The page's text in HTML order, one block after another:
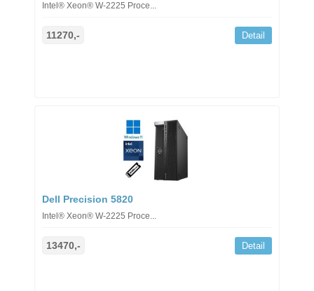
Intel® Xeon® W-2225 Proce...
11270,- Detail
Dell Precision 5820
Intel® Xeon® W-2225 Proce...
13470,- Detail